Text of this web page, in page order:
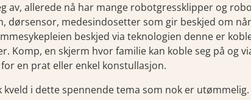
av, allerede nå har mange robotgressklipper og
dørsensor, medesindosetter som gir beskjed om
beskjed via teknologien denne er
Komp, en skjerm hvor familie kan koble seg på og
en prat eller enkel konstullasjon.
i dette spennende tema som nok er utømmelig.